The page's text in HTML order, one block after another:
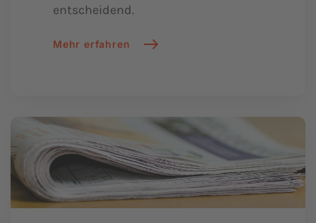
entscheidend.
Mehr erfahren